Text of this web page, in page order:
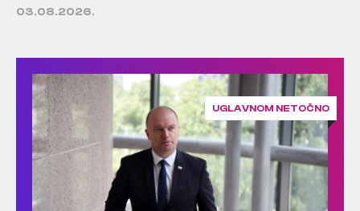
03.08.2026.
UGLAVNOM NETOČNO